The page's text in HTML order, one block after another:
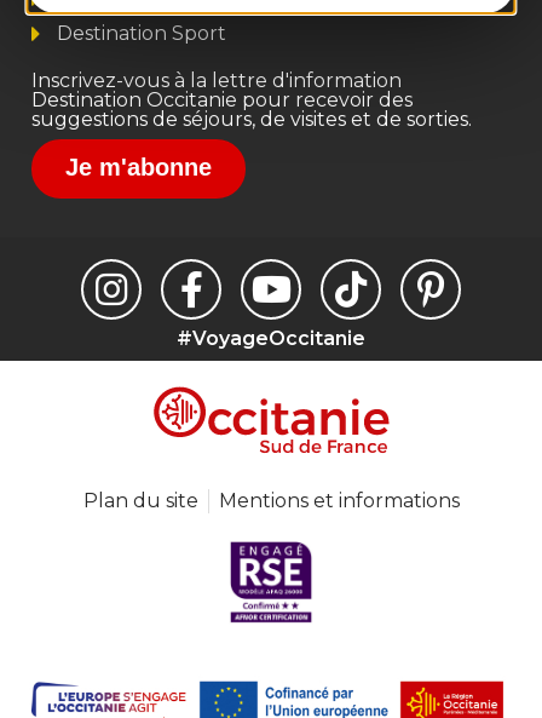
Destination Sport
Inscrivez-vous à la lettre d'information
Destination Occitanie pour recevoir des
suggestions de séjours, de visites et de sorties.
Je m'abonne
#VoyageOccitanie
Plan du site Mentions et informations